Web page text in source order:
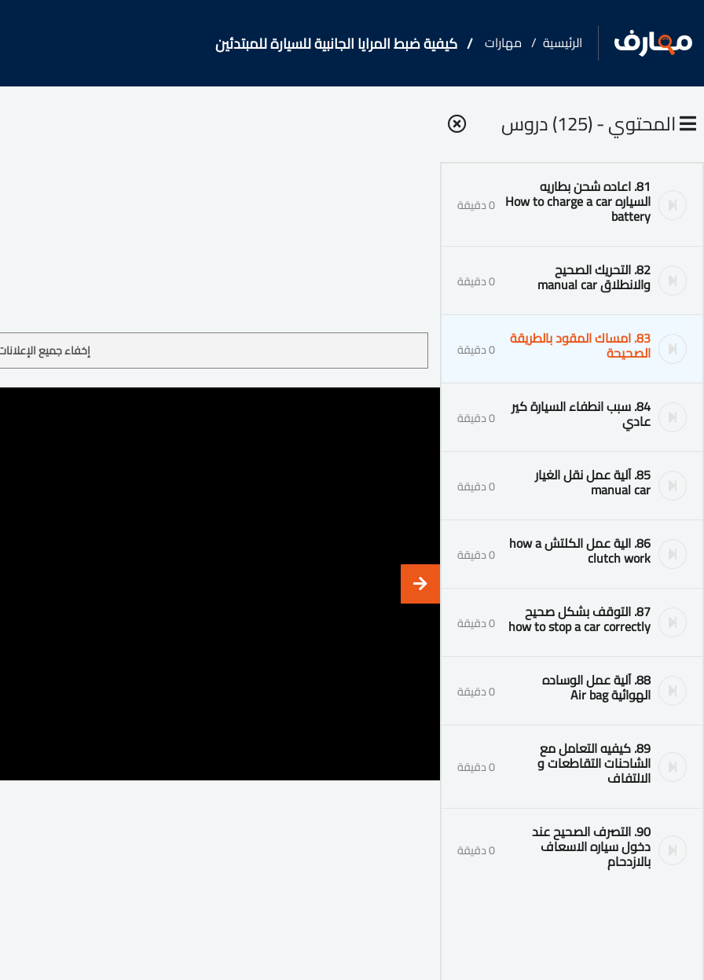
الرئيسية مهارات كيفية ضبط المرايا الجانبية للسيارة للمبتدئين
المحتوي - (125) دروس
81. اعاده شحن بطاريه
السياره How to charge a car
battery 0 دقيقة
82. التحريك الصحيح
والانطلاق manual car 0 دقيقة
83. امساك المقود بالطريقة
الصحيحة 0 دقيقة
84. سبب انطفاء السيارة كير
عادي 0 دقيقة
85. آلية عمل نقل الغيار
manual car 0 دقيقة
86. الية عمل الكلتش how a
clutch work 0 دقيقة
87. التوقف بشكل صحيح
how to stop a car correctly 0 دقيقة
88. آلية عمل الوساده
الهوائية Air bag 0 دقيقة
89. كيفيه التعامل مع
الشاحنات التقاطعات و
الالتفاف 0 دقيقة
90. التصرف الصحيح عند
دخول سياره الاسعاف
بالازدحام 0 دقيقة
إخفاء جميع